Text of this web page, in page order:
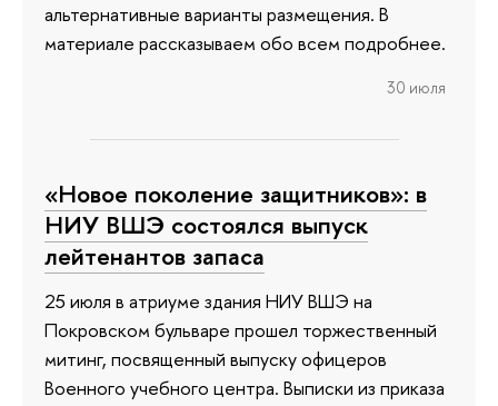
альтернативные варианты размещения. В
материале рассказываем обо всем подробнее.
30 июля
«Новое поколение защитников»: в
НИУ ВШЭ состоялся выпуск
лейтенантов запаса
25 июля в атриуме здания НИУ ВШЭ на
Покровском бульваре прошел торжественный
митинг, посвященный выпуску офицеров
Военного учебного центра. Выписки из приказа